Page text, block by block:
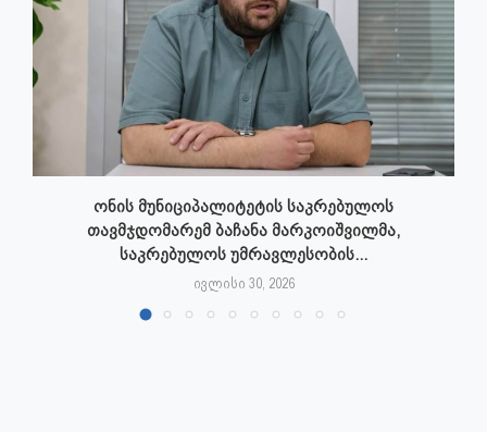
ონის მუნიციპალიტეტის საკრებულოს
თავმჯდომარემ ბაჩანა მარკოიშვილმა,
საკრებულოს უმრავლესობის...
ივლისი 30, 2026